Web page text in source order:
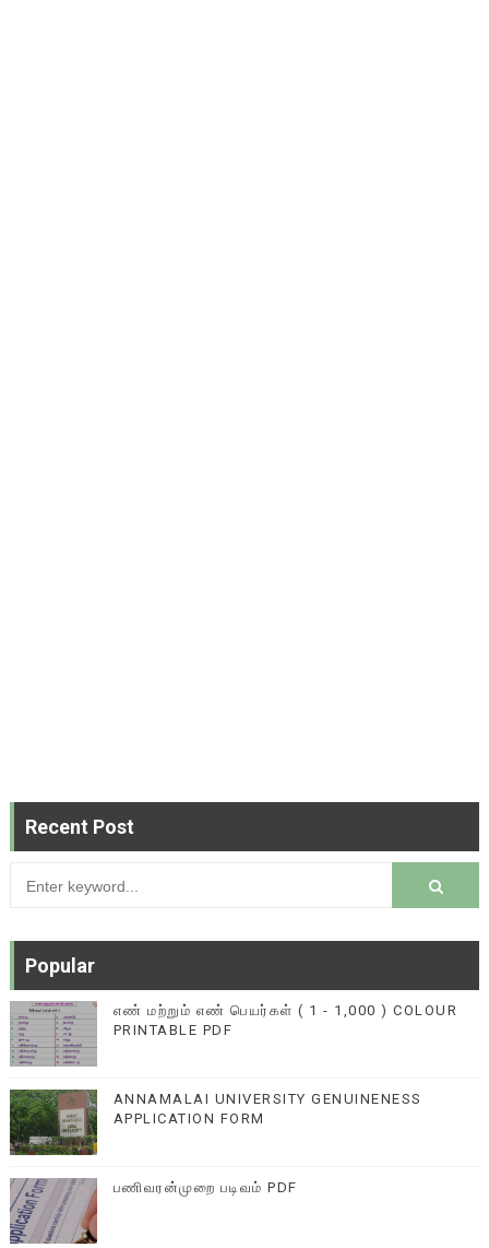
Recent Post
Popular
எண் மற்றும் எண் பெயர்கள் ( 1 - 1,000 ) COLOUR
PRINTABLE PDF
ANNAMALAI UNIVERSITY GENUINENESS
APPLICATION FORM
பணிவரன்முறை படிவம் PDF